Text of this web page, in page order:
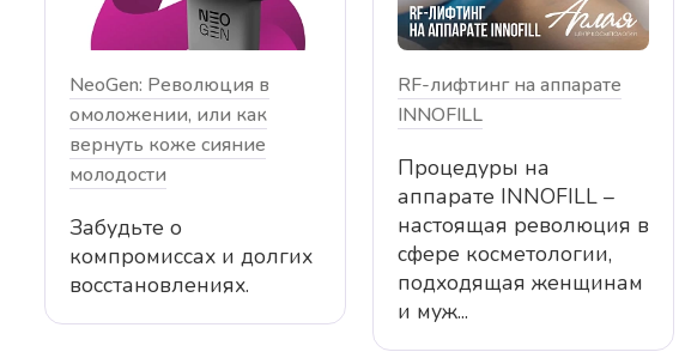
NeoGen: Революция в
омоложении, или как
вернуть коже сияние
молодости
Забудьте о
компромиссах и долгих
восстановлениях.
RF-лифтинг на аппарате
INNOFILL
Процедуры на
аппарате INNOFILL –
настоящая революция в
сфере косметологии,
подходящая женщинам
и муж...